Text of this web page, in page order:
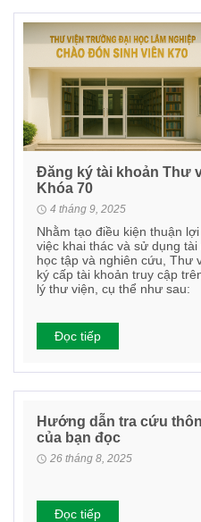
Đăng ký tài khoản Thư
Khóa 70
4 tháng 9, 2025
Nhằm tạo điều kiện thuận
việc khai thác và sử dụng
học tập và nghiên cứu, Thư
ký cấp tài khoản truy cập
lý thư viện, cụ thể như sau:
Đọc tiếp
Hướng dẫn tra cứu
của bạn đọc
26 tháng 8, 2025
Đọc tiếp